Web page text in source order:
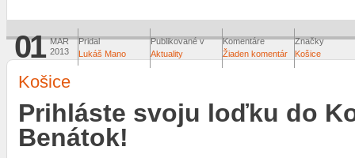
01 MAR
2013
Pridal
Lukáš Mano
Publikované v
Aktuality
Komentáre
Žiaden komentár
Značky
Košice
Košice
Prihláste svoju loďku do
Benátok!